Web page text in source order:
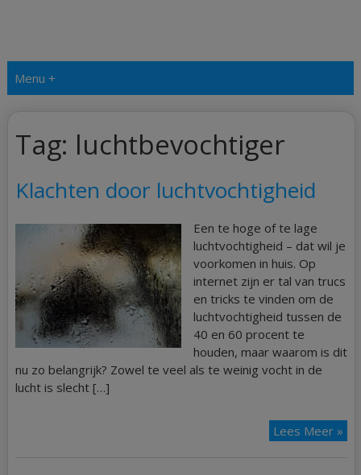
Menu +
Tag: luchtbevochtiger
Klachten door luchtvochtigheid
Een te hoge of te lage
luchtvochtigheid – dat wil je
voorkomen in huis. Op
internet zijn er tal van trucs
en tricks te vinden om de
luchtvochtigheid tussen de
40 en 60 procent te
houden, maar waarom is dit
nu zo belangrijk? Zowel te veel als te weinig vocht in de
lucht is slecht […]
Lees Meer »